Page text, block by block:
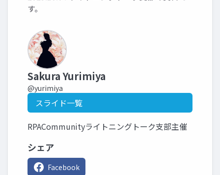
す。
Sakura Yurimiya
@yurimiya
スライド一覧
RPACommunityライトニングトーク支部主催
シェア
Facebook